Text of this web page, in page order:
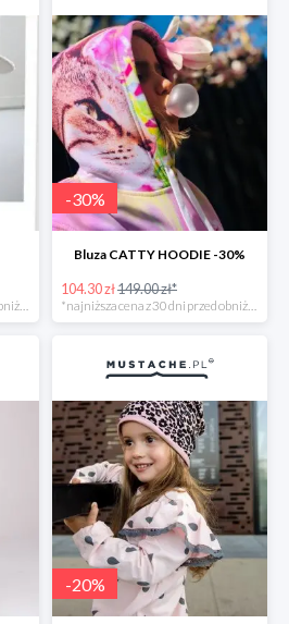
*najniższa cena z 30 dni przed obniżką
-30%
Bluza CATTY HOODIE -30%
104.30 zł149.00 zł*
*najniższa cena z 30 dni przed obniżką
-20%